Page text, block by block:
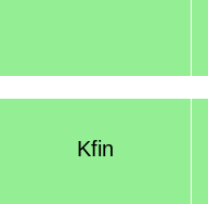
Kfin